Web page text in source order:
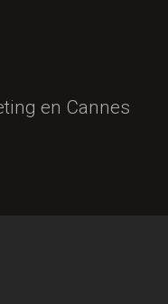
en Cannes